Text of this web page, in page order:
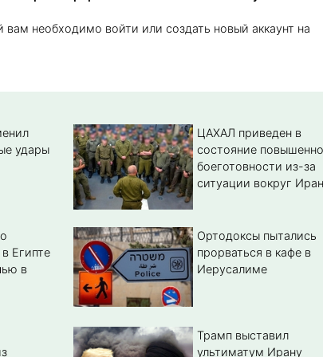
необходимо войти или создать новый аккаунт на
удары
ЦАХАЛ приведен в
состояние
боеготовности из-за
ситуации вокруг
Египте
в
Ортодоксы пытались
прорваться в кафе в
Иерусалиме
Трамп выставил
ультиматум Ирану